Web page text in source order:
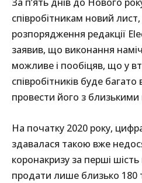
співробітникам новий
розпорядження редакції
заявив, що виконання
можливе і пообіцяв, що у
співробітників буде
провести його з близькими
На початку 2020 року,
здавалася такою вже
коронакризу за перші шість
продати лише близько 180